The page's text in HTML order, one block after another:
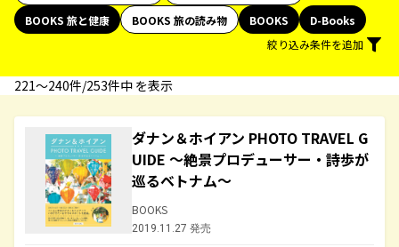
BOOKS 旅と健康
BOOKS 旅の読み物 BOOKS
D-Books
絞り込み条件を追加
221〜240件/253件中 を表示
ダナン＆ホイアン PHOTO TRAVEL G
UIDE ～絶景プロデューサー・詩歩が
巡るベトナム～
BOOKS
2019.11.27 発売